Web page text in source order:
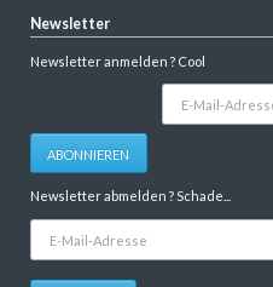
Newsletter
Newsletter anmelden ? Cool
Adresse
ABONNIEREN
Newsletter abmelden ? Schade...
Adresse